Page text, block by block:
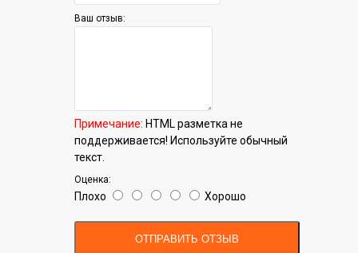
Ваш отзыв:
Примечание: HTML разметка не
поддерживается! Используйте обычный
текст.
Оценка:
Плохо Хорошо
ОТПРАВИТЬ ОТЗЫВ